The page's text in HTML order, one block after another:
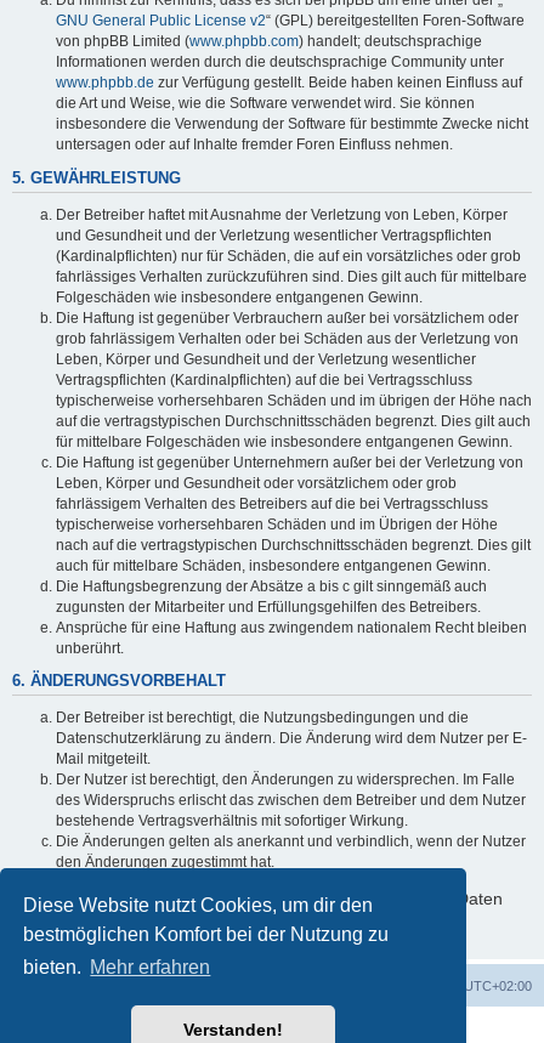
Diese Website nutzt Cookies, um dir den
bestmöglichen Komfort bei der Nutzung zu
bieten. Mehr erfahren
Verstanden!
GNU General Public License v2“ (GPL) bereitgestellten Foren-Software
von phpBB Limited (www.phpbb.com) handelt; deutschsprachige
Informationen werden durch die deutschsprachige Community unter
www.phpbb.de zur Verfügung gestellt. Beide haben keinen Einfluss auf
die Art und Weise, wie die Software verwendet wird. Sie können
insbesondere die Verwendung der Software für bestimmte Zwecke nicht
untersagen oder auf Inhalte fremder Foren Einfluss nehmen.
5. GEWÄHRLEISTUNG
Der Betreiber haftet mit Ausnahme der Verletzung von Leben, Körper
und Gesundheit und der Verletzung wesentlicher Vertragspflichten
(Kardinalpflichten) nur für Schäden, die auf ein vorsätzliches oder grob
fahrlässiges Verhalten zurückzuführen sind. Dies gilt auch für mittelbare
Folgeschäden wie insbesondere entgangenen Gewinn.
Die Haftung ist gegenüber Verbrauchern außer bei vorsätzlichem oder
grob fahrlässigem Verhalten oder bei Schäden aus der Verletzung von
Leben, Körper und Gesundheit und der Verletzung wesentlicher
Vertragspflichten (Kardinalpflichten) auf die bei Vertragsschluss
typischerweise vorhersehbaren Schäden und im übrigen der Höhe nach
auf die vertragstypischen Durchschnittsschäden begrenzt. Dies gilt auch
für mittelbare Folgeschäden wie insbesondere entgangenen Gewinn.
Die Haftung ist gegenüber Unternehmern außer bei der Verletzung von
Leben, Körper und Gesundheit oder vorsätzlichem oder grob
fahrlässigem Verhalten des Betreibers auf die bei Vertragsschluss
typischerweise vorhersehbaren Schäden und im Übrigen der Höhe
nach auf die vertragstypischen Durchschnittsschäden begrenzt. Dies gilt
auch für mittelbare Schäden, insbesondere entgangenen Gewinn.
Die Haftungsbegrenzung der Absätze a bis c gilt sinngemäß auch
zugunsten der Mitarbeiter und Erfüllungsgehilfen des Betreibers.
Ansprüche für eine Haftung aus zwingendem nationalem Recht bleiben
unberührt.
6. ÄNDERUNGSVORBEHALT
Der Betreiber ist berechtigt, die Nutzungsbedingungen und die
Datenschutzerklärung zu ändern. Die Änderung wird dem Nutzer per E-
Mail mitgeteilt.
Der Nutzer ist berechtigt, den Änderungen zu widersprechen. Im Falle
des Widerspruchs erlischt das zwischen dem Betreiber und dem Nutzer
bestehende Vertragsverhältnis mit sofortiger Wirkung.
Die Änderungen gelten als anerkannt und verbindlich, wenn der Nutzer
den Änderungen zugestimmt hat.
Informationen über den Umgang mit deinen persönlichen Daten
sind in der Datenschutzerklärung enthalten.
UTC+02:00
Powered byphpBB® Forum Software © phpBB Limited